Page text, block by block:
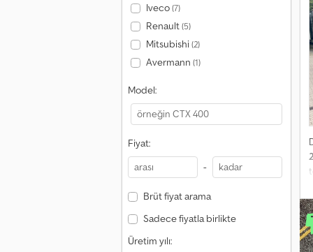
Iveco(7)
Renault(5)
Mitsubishi(2)
Avermann (1)
Model:
Fiyat:
-
Brüt fiyat arama
Sadece fiyatla birlikte
Üretim yılı: